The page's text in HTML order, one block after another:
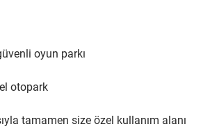
oyun parkı
otopark
tamamen size özel kullanım alanı